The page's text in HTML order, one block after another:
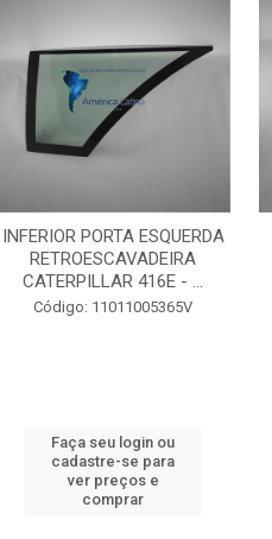
INFERIOR PORTA ESQUERDA
RETROESCAVADEIRA
CATERPILLAR 416E - ...
Código: 11011005365V
Faça seu login ou
cadastre-se para
ver preços e
comprar